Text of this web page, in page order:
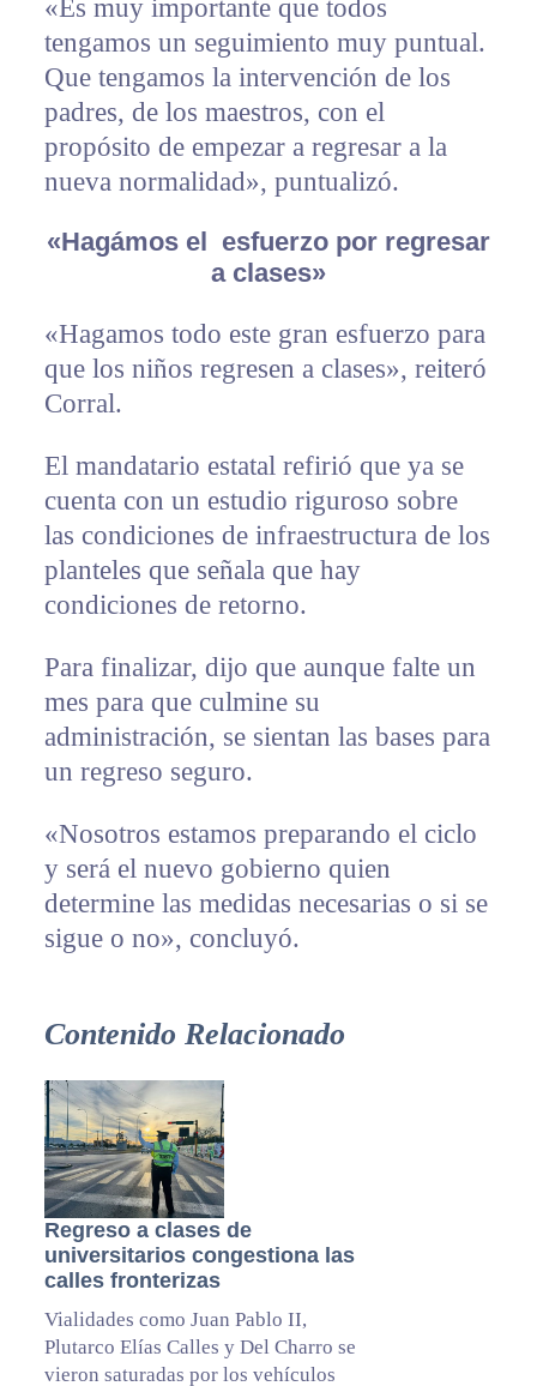
«Es muy importante que todos
tengamos un seguimiento muy puntual.
Que tengamos la intervención de los
padres, de los maestros, con el
propósito de empezar a regresar a la
nueva normalidad», puntualizó.
«Hagámos el esfuerzo por regresar
a clases»
«Hagamos todo este gran esfuerzo para
que los niños regresen a clases», reiteró
Corral.
El mandatario estatal refirió que ya se
cuenta con un estudio riguroso sobre
las condiciones de infraestructura de los
planteles que señala que hay
condiciones de retorno.
Para finalizar, dijo que aunque falte un
mes para que culmine su
administración, se sientan las bases para
un regreso seguro.
«Nosotros estamos preparando el ciclo
y será el nuevo gobierno quien
determine las medidas necesarias o si se
sigue o no», concluyó.
Contenido Relacionado
Regreso a clases de
universitarios congestiona las
calles fronterizas
Vialidades como Juan Pablo II,
Plutarco Elías Calles y Del Charro se
vieron saturadas por los vehículos